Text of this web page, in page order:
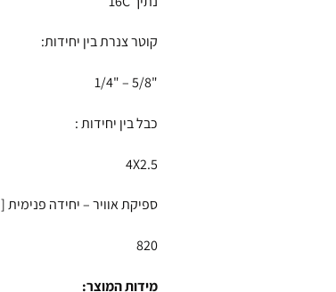
קוטר צנרת בין יחידות:
"5/8 – "1/4
כבל בין יחידות :
4X2.5
ספיקת אוויר – יחידה פנימית [CFM]
820
מידות המוצר: